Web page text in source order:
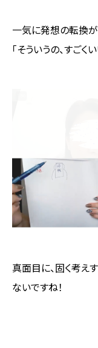
一気に発想の転換が
「そういうの、すごく
真面目に、固く考え
ないですね！